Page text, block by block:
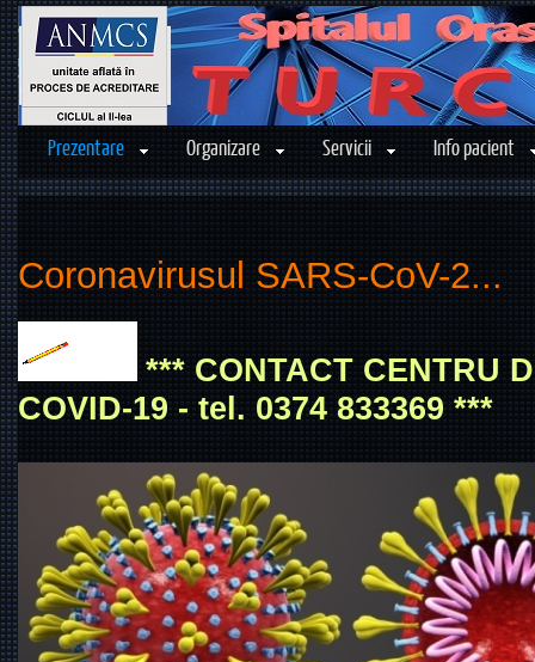
Prezentare Organizare Servicii Info pacient
Coronavirusul SARS-CoV-2...
*** CONTACT CENTRU
COVID-19 - tel. 0374 833369 ***